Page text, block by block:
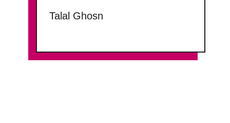
Talal Ghosn